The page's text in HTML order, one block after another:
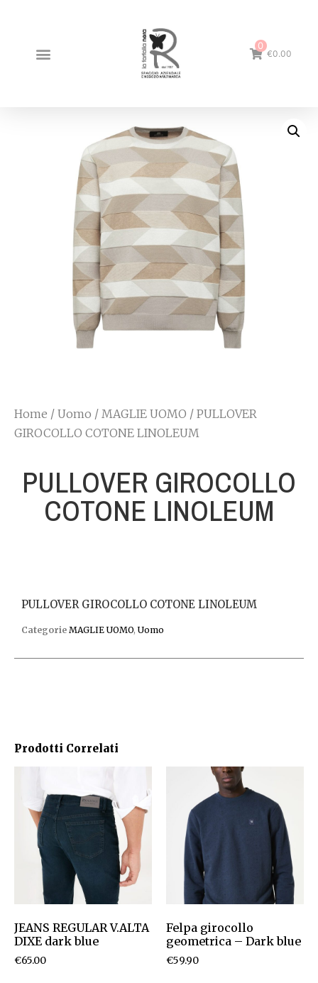
0
€0.00
Home / Uomo / MAGLIE UOMO / PULLOVER
GIROCOLLO COTONE LINOLEUM
PULLOVER GIROCOLLO
COTONE LINOLEUM
Prodotti Correlati
JEANS REGULAR V.ALTA
DIXE dark blue
€65.00
Felpa girocollo
geometrica – Dark blue
€59.90
PULLOVER GIROCOLLO COTONE LINOLEUM
Categorie MAGLIE UOMO, Uomo